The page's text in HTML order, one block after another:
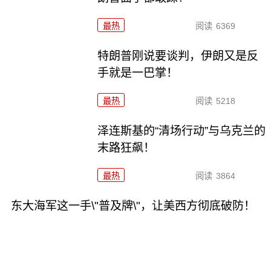
最热 阅读 6369
特朗普刚说要谈判，伊朗又是反
手就是一巴掌！
最热 阅读 5218
泽连斯基的“清场行动”与乌克兰的
末路狂飙！
最热 阅读 3864
东大海军这一手\"普及牌\"，让美西方彻底破防！